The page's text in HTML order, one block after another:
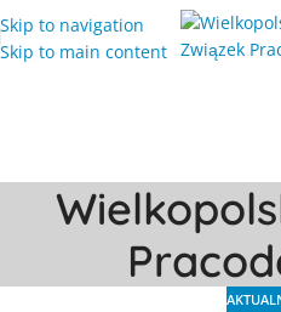
Skip to navigation
Skip to main content